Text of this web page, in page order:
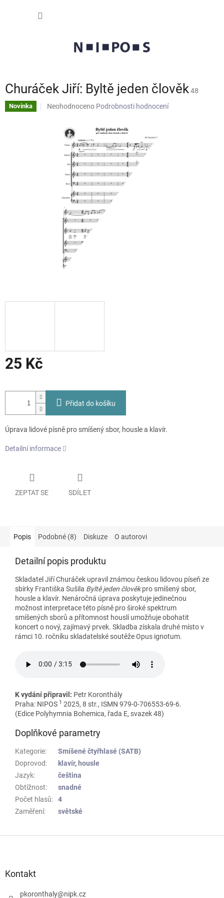
Churáček Jiří: Byltě jeden člověk48
Novinka
Průměrné
hvězdiček.
Neohodnoceno Podrobnosti hodnocení
25 Kč
cena:
Přidat do košíku
Úprava lidové písně pro smíšený sbor, housle a klavír.
Detailní informace
ZEPTAT SE SDÍLET
Popis Podobné (8) Diskuze O autorovi
Detailní popis produktu
Skladatel Jiří Churáček upravil známou českou lidovou píseň ze
sbírky Františka Sušila Byltě jeden člověkpro smíšený sbor,
housle a klavír. Nenáročná úprava poskytuje jedinečnou
možnost interpretace této písně pro široké spektrum
smíšených sborů a přítomnost houslí umožňuje obohatit
koncert o nový, zajímavý prvek. Skladba získala druhé místo v
rámci 10. ročníku skladatelské soutěže Opus ignotum.
K vydání připravil: Petr Koronthály
Praha: NIPOS 1 2025, 8 str., ISMN 979-0-706553-69-6.
(Edice Polyhymnia Bohemica, řada E, svazek 48)
Doplňkové parametry
Kategorie:
Smíšené čtyřhlasé (SATB)
Doprovod: klavír, housle
Jazyk:
čeština
Obtížnost:
snadné
Počet hlasů:
4
Zaměření: světské
Kontakt
pkoronthaly@nipk.cz